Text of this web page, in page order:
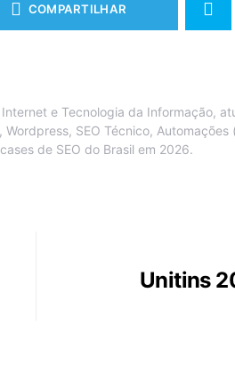
COMPARTILHAR
e Tecnologia da Informação,
Wordpress, SEO Técnico, Automações
de SEO do Brasil em 2026.
Unitins